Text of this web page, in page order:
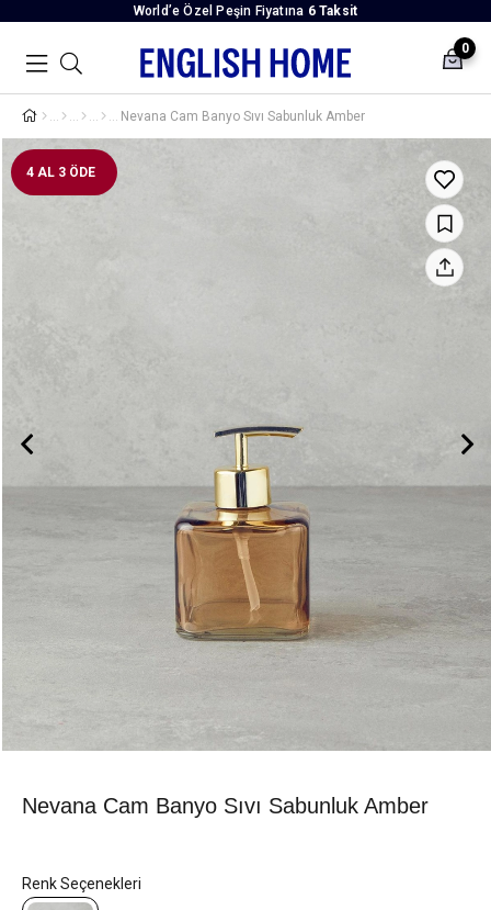
World’e Özel Peşin Fiyatına 6 Taksit
0
Nevana Cam Banyo Sıvı Sabunluk Amber
4 AL 3 ÖDE
Nevana Cam Banyo Sıvı Sabunluk Amber